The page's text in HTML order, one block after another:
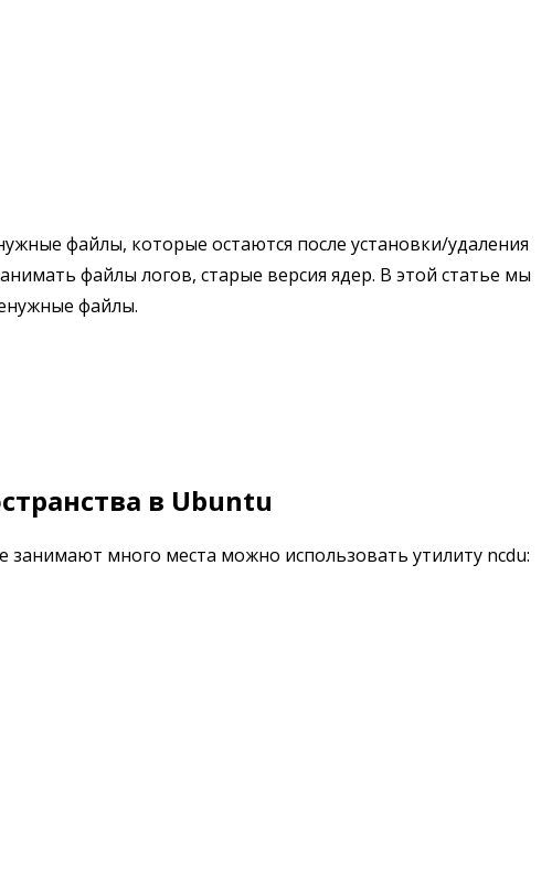
файлы, которые остаются после установки/удаления
файлы логов, старые версия ядер. В этой статье мы
файлы.
в Ubuntu
занимают много места можно использовать утилиту ncdu: